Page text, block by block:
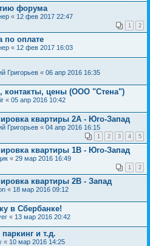
форума
« 12 фев 2017 22:47
1 2
по оплате
« 12 фев 2017 16:03
Григорьев « 06 апр 2016 16:35
контакты, цены (ООО "Стена")
« 05 апр 2016 10:42
квартиры 2А - Юго-Запад
Григорьев « 04 апр 2016 16:15
1 2 3 4 5
квартиры 1В - Юго-Запад
« 29 мар 2016 16:49
1 2
квартиры 2В - Запад
« 18 мар 2016 09:12
в Сбербанке!
« 13 мар 2016 20:42
и т.д.
« 10 мар 2016 14:25